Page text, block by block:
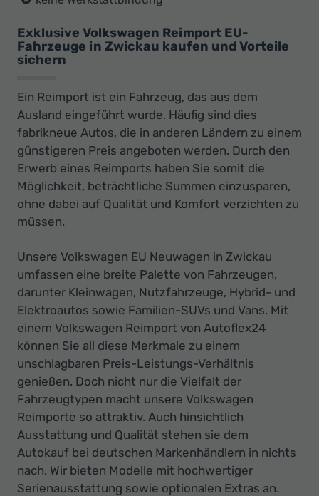
Exklusive Volkswagen Reimport EU-
Fahrzeuge in Zwickau kaufen und Vorteile
sichern
Ein Reimport ist ein Fahrzeug, das aus dem
Ausland eingeführt wurde. Häufig sind dies
fabrikneue Autos, die in anderen Ländern zu einem
günstigeren Preis angeboten werden. Durch den
Erwerb eines Reimports haben Sie somit die
Möglichkeit, beträchtliche Summen einzusparen,
ohne dabei auf Qualität und Komfort verzichten zu
müssen.
Unsere Volkswagen EU Neuwagen in Zwickau
umfassen eine breite Palette von Fahrzeugen,
darunter Kleinwagen, Nutzfahrzeuge, Hybrid- und
Elektroautos sowie Familien-SUVs und Vans. Mit
einem Volkswagen Reimport von Autoflex24
können Sie all diese Merkmale zu einem
unschlagbaren Preis-Leistungs-Verhältnis
genießen. Doch nicht nur die Vielfalt der
Fahrzeugtypen macht unsere Volkswagen
Reimporte so attraktiv. Auch hinsichtlich
Ausstattung und Qualität stehen sie dem
Autokauf bei deutschen Markenhändlern in nichts
nach. Wir bieten Modelle mit hochwertiger
Serienausstattung sowie optionalen Extras an.